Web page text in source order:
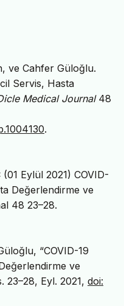
ve Cahfer Güloğlu.
Servis, Hasta
Medical Journal48
.
Eylül 2021) COVID-
Değerlendirme ve
48 23–28.
“COVID-19
ve
23–28, Eyl. 2021, doi: